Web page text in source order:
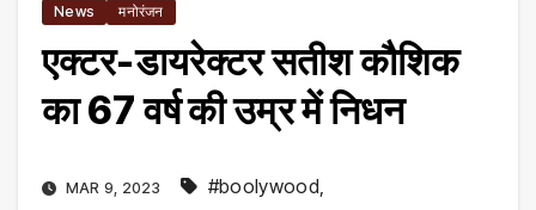
News मनोरंजन
एक्टर-डायरेक्टर सतीश कौशिक
का 67 वर्ष की उम्र में निधन
MAR 9, 2023 #boolywood